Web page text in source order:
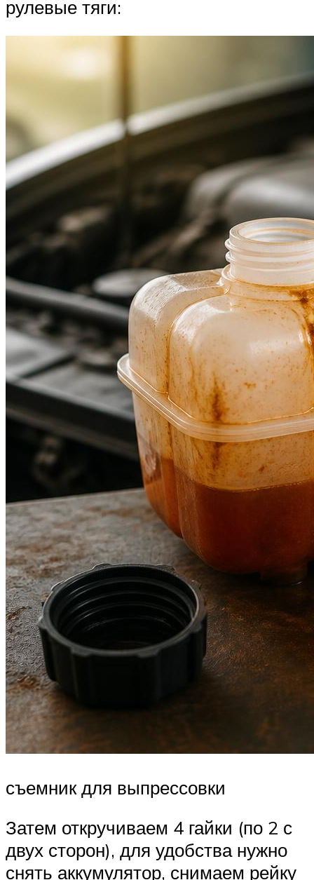
рулевые тяги:
съемник для выпрессовки
Затем откручиваем 4 гайки (по 2 с
двух сторон), для удобства нужно
снять аккумулятор, снимаем рейку